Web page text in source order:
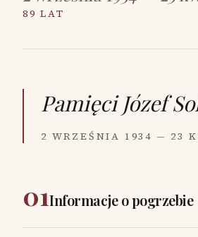
89 LAT
Pamięci Józef
2 WRZEŚNIA 1934 — 23
01Informacje o pogrzebie